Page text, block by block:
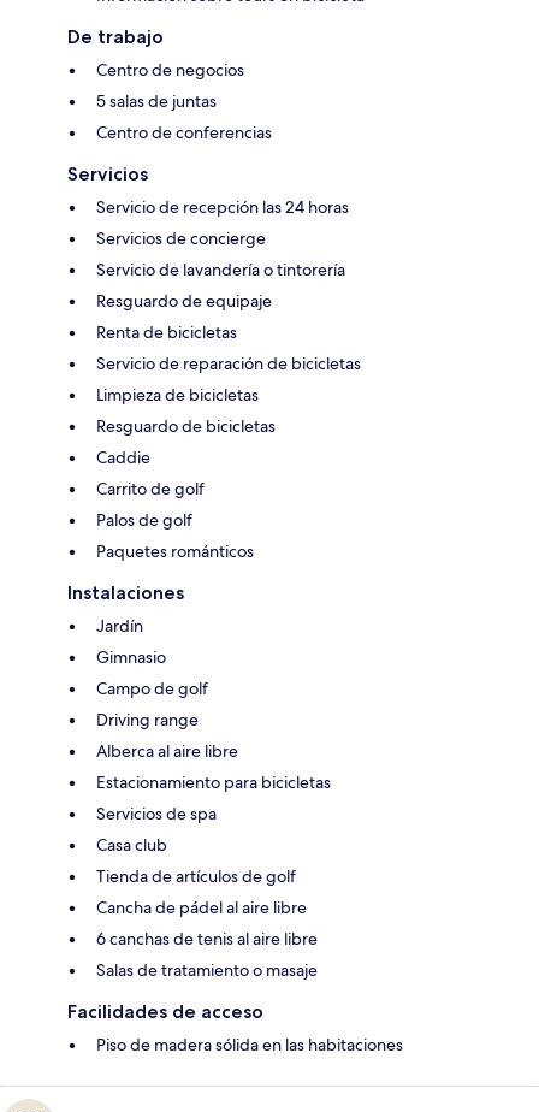
De trabajo
Centro de negocios
5 salas de juntas
Centro de conferencias
Servicios
Servicio de recepción las 24 horas
Servicios de concierge
Servicio de lavandería o tintorería
Resguardo de equipaje
Renta de bicicletas
Servicio de reparación de bicicletas
Limpieza de bicicletas
Resguardo de bicicletas
Caddie
Carrito de golf
Palos de golf
Paquetes románticos
Instalaciones
Jardín
Gimnasio
Campo de golf
Driving range
Alberca al aire libre
Estacionamiento para bicicletas
Servicios de spa
Casa club
Tienda de artículos de golf
Cancha de pádel al aire libre
6 canchas de tenis al aire libre
Salas de tratamiento o masaje
Facilidades de acceso
Piso de madera sólida en las habitaciones